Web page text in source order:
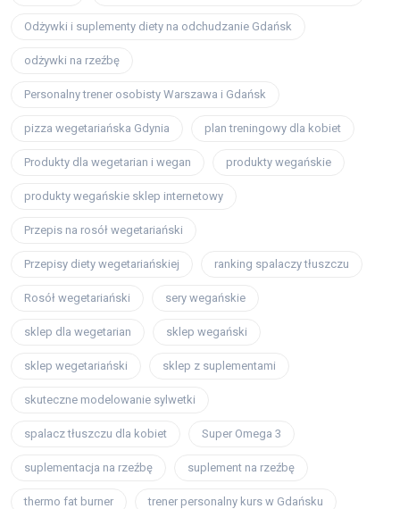
Odżywki i suplementy diety na odchudzanie Gdańsk
odżywki na rzeźbę
Personalny trener osobisty Warszawa i Gdańsk
pizza wegetariańska Gdynia plan treningowy dla kobiet
Produkty dla wegetarian i wegan produkty wegańskie
produkty wegańskie sklep internetowy
Przepis na rosół wegetariański
Przepisy diety wegetariańskiej ranking spalaczy tłuszczu
Rosół wegetariański sery wegańskie
sklep dla wegetarian sklep wegański
sklep wegetariański sklep z suplementami
skuteczne modelowanie sylwetki
spalacz tłuszczu dla kobiet Super Omega 3
suplementacja na rzeźbę suplement na rzeźbę
thermo fat burner trener personalny kurs w Gdańsku